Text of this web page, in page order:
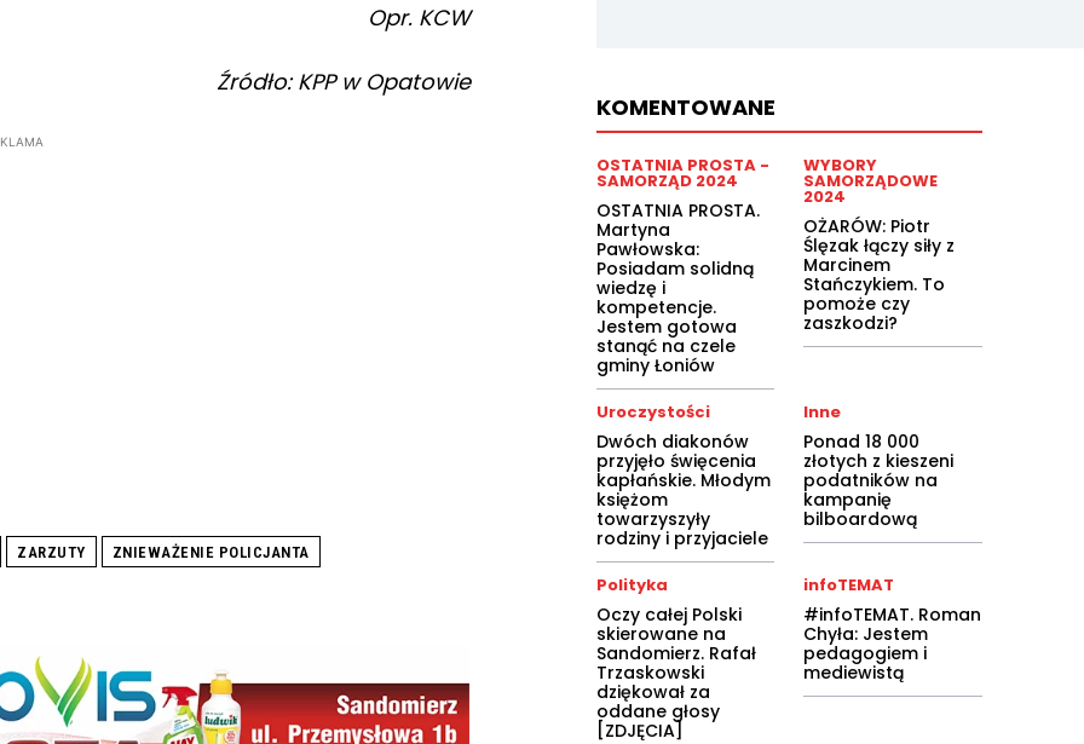
Opr. KCW
Źródło: KPP w Opatowie
ZARZUTY ZNIEWAŻENIE POLICJANTA
KOMENTOWANE
OSTATNIA PROSTA -
SAMORZĄD 2024
OSTATNIA PROSTA.
Martyna
Pawłowska:
Posiadam solidną
wiedzę i
kompetencje.
Jestem gotowa
stanąć na czele
gminy Łoniów
WYBORY
SAMORZĄDOWE
2024
OŻARÓW: Piotr
Ślęzak łączy siły z
Marcinem
Stańczykiem. To
pomoże czy
zaszkodzi?
Uroczystości
Dwóch diakonów
przyjęło święcenia
kapłańskie. Młodym
księżom
towarzyszyły
rodziny i przyjaciele
Inne
Ponad 18 000
złotych z kieszeni
podatników na
kampanię
bilboardową
Polityka
Oczy całej Polski
skierowane na
Sandomierz. Rafał
Trzaskowski
dziękował za
oddane głosy
[ZDJĘCIA]
infoTEMAT
#infoTEMAT. Roman
Chyła: Jestem
pedagogiem i
mediewistą